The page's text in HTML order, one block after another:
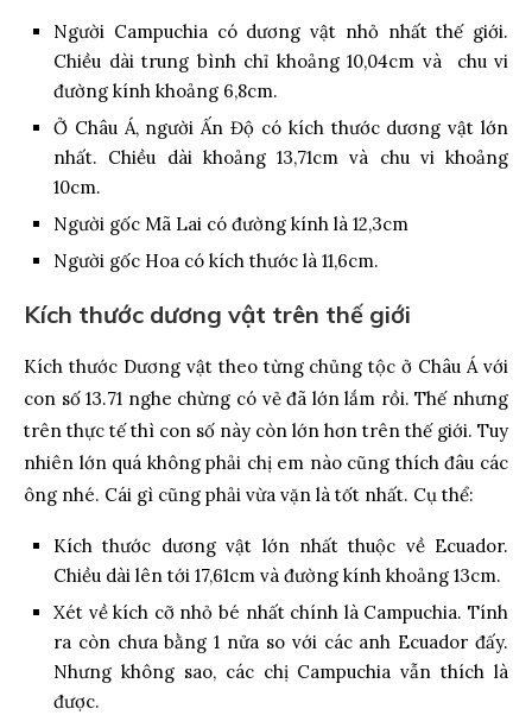
Người Campuchia có dương vật nhỏ nhất thế giới.
Chiều dài trung bình chỉ khoảng 10,04cm và chu vi
đường kính khoảng 6,8cm.
Ở Châu Á, người Ấn Độ có kích thước dương vật lớn
nhất. Chiều dài khoảng 13,71cm và chu vi khoảng
10cm.
Người gốc Mã Lai có đường kính là 12,3cm
Người gốc Hoa có kích thước là 11,6cm.
Kích thước dương vật trên thế giới
Kích thước Dương vật theo từng chủng tộc ở Châu Á với
con số 13.71 nghe chừng có vẻ đã lớn lắm rồi. Thế nhưng
trên thực tế thì con số này còn lớn hơn trên thế giới. Tuy
nhiên lớn quá không phải chị em nào cũng thích đâu các
ông nhé. Cái gì cũng phải vừa vặn là tốt nhất. Cụ thể:
Kích thước dương vật lớn nhất thuộc về Ecuador.
Chiều dài lên tới 17,61cm và đường kính khoảng 13cm.
Xét về kích cỡ nhỏ bé nhất chính là Campuchia. Tính
ra còn chưa bằng 1 nửa so với các anh Ecuador đấy.
Nhưng không sao, các chị Campuchia vẫn thích là
được.